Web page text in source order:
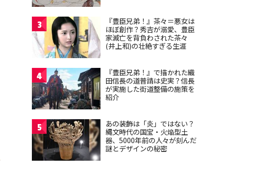
3
『豊臣兄弟！』茶々＝悪女は
ほぼ創作？秀吉が溺愛、豊臣
家滅亡を背負わされた茶々
(井上和)の壮絶すぎる生涯
4
『豊臣兄弟！』で描かれた織
田信長の道普請は史実？信長
が実施した街道整備の施策を
紹介
5
あの装飾は「炎」ではない？
縄文時代の国宝・火焔型土
器、5000年前の人々が刻んだ
謎とデザインの秘密